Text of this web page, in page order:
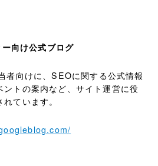
向け公式ブログ
者向けに、SEOに関する公式情報
ントの案内など、サイト運営に役
ています。